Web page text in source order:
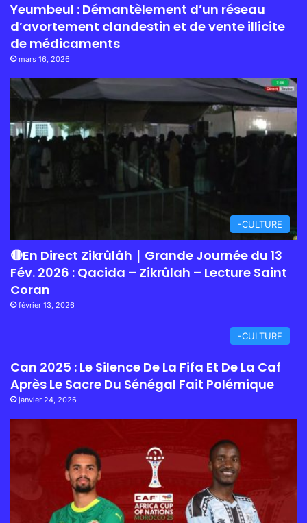
Yeumbeul : Démantèlement d’un réseau
d’avortement clandestin et de vente illicite
de médicaments
mars 16, 2026
-CULTURE
🔴En Direct Zikrûlâh｜Grande Journée du 13
Fév. 2026 : Qacida – Zikrûlah – Lecture Saint
Coran
février 13, 2026
-CULTURE
Can 2025 : Le Silence De La Fifa Et De La Caf
Après Le Sacre Du Sénégal Fait Polémique
janvier 24, 2026